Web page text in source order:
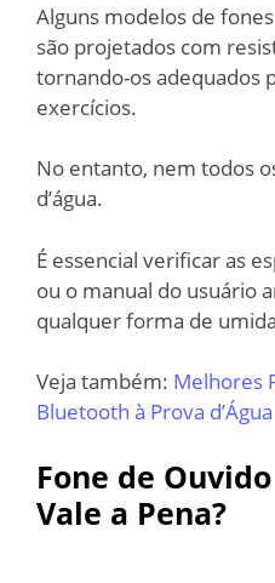
Alguns modelos de
são projetados com
tornando-os adequados
exercícios.
No entanto, nem todos
d’água.
É essencial verificar as
ou o manual do usuário
qualquer forma de
Veja também: Melhores
Bluetooth à Prova d’Água
Fone de
Vale a Pena?